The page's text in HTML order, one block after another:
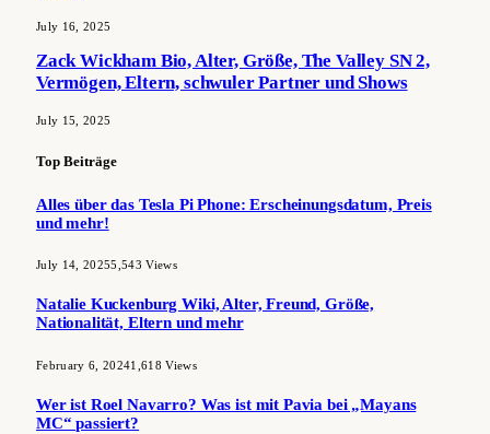
July 16, 2025
Zack Wickham Bio, Alter, Größe, The Valley SN 2,
Vermögen, Eltern, schwuler Partner und Shows
July 15, 2025
Top Beiträge
Alles über das Tesla Pi Phone: Erscheinungsdatum, Preis
und mehr!
July 14, 20255,543Views
Natalie Kuckenburg Wiki, Alter, Freund, Größe,
Nationalität, Eltern und mehr
February 6, 20241,618Views
Wer ist Roel Navarro? Was ist mit Pavia bei „Mayans
MC“ passiert?